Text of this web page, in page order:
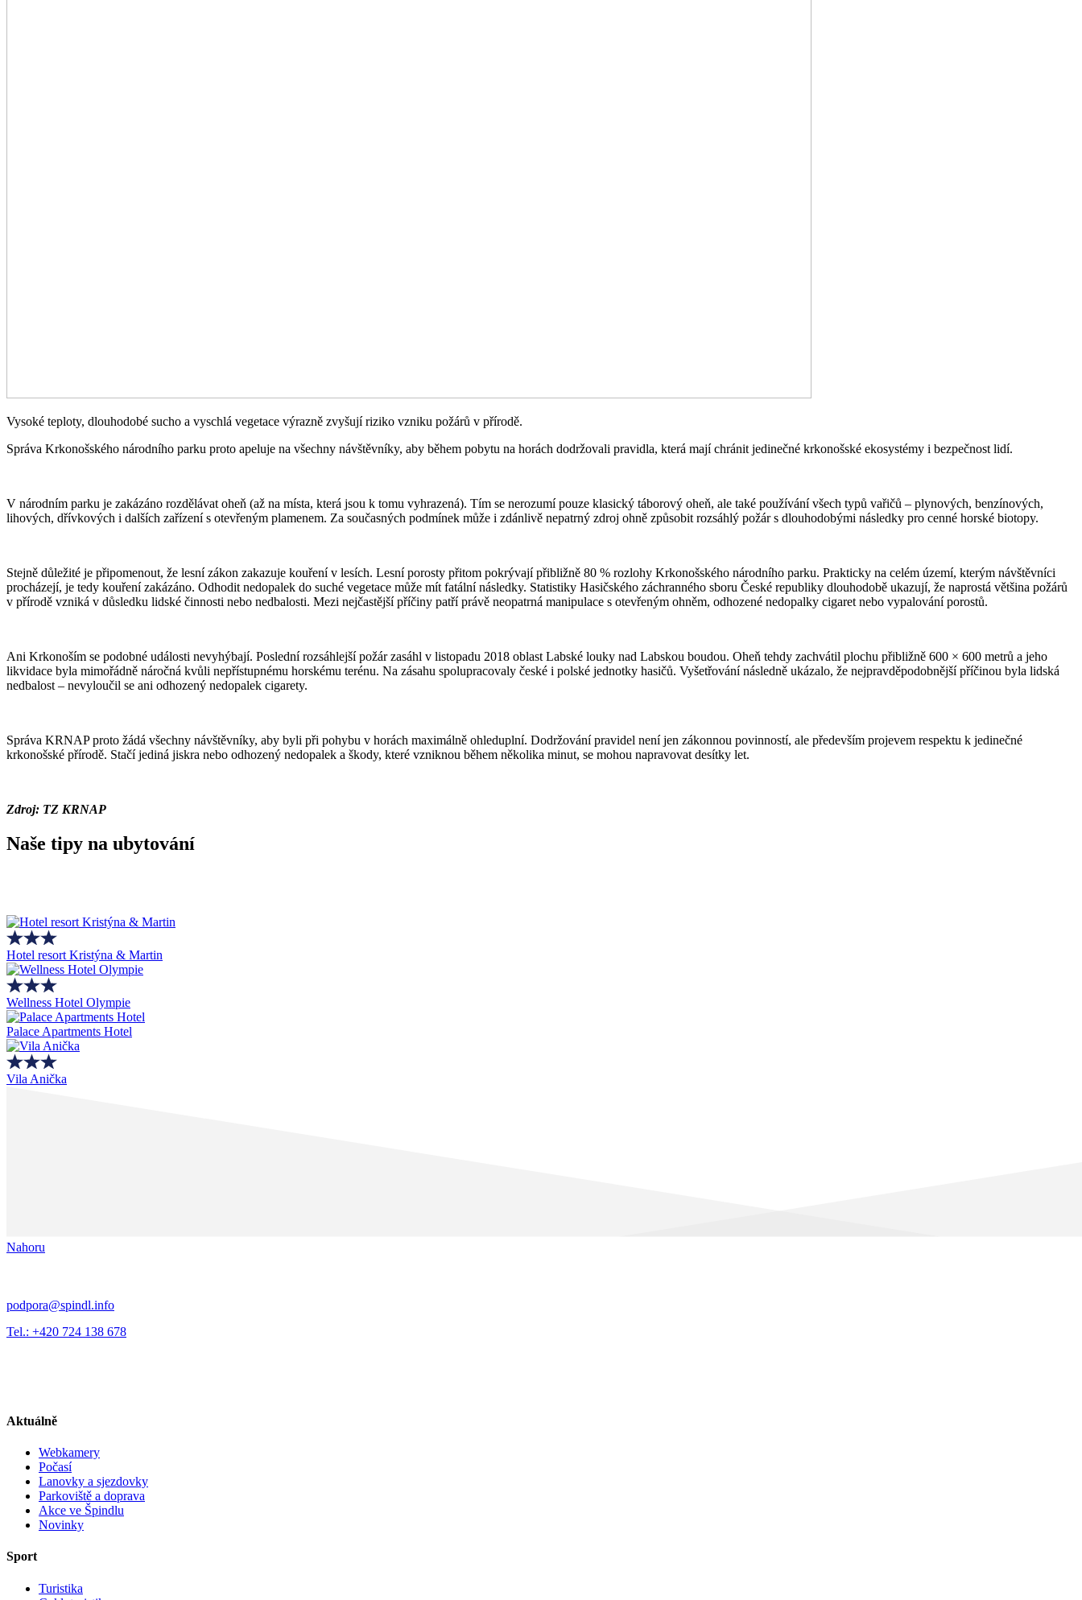
Vysoké teploty, dlouhodobé sucho a vyschlá vegetace výrazně zvyšují riziko vzniku požárů v přírodě.
Správa Krkonošského národního parku proto apeluje na všechny návštěvníky, aby během pobytu na horách dodržovali pravidla, která mají chránit jedinečné krkonošské ekosystémy i bezpečnost lidí.
V národním parku je zakázáno rozdělávat oheň (až na místa, která jsou k tomu vyhrazená). Tím se nerozumí pouze klasický táborový oheň, ale také používání všech typů vařičů – plynových, benzínových,
lihových, dřívkových i dalších zařízení s otevřeným plamenem. Za současných podmínek může i zdánlivě nepatrný zdroj ohně způsobit rozsáhlý požár s dlouhodobými následky pro cenné horské biotopy.
Stejně důležité je připomenout, že lesní zákon zakazuje kouření v lesích. Lesní porosty přitom pokrývají přibližně 80 % rozlohy Krkonošského národního parku. Prakticky na celém území, kterým návštěvníci
procházejí, je tedy kouření zakázáno. Odhodit nedopalek do suché vegetace může mít fatální následky. Statistiky Hasičského záchranného sboru České republiky dlouhodobě ukazují, že naprostá většina požárů
v přírodě vzniká v důsledku lidské činnosti nebo nedbalosti. Mezi nejčastější příčiny patří právě neopatrná manipulace s otevřeným ohněm, odhozené nedopalky cigaret nebo vypalování porostů.
Ani Krkonoším se podobné události nevyhýbají. Poslední rozsáhlejší požár zasáhl v listopadu 2018 oblast Labské louky nad Labskou boudou. Oheň tehdy zachvátil plochu přibližně 600 × 600 metrů a jeho
likvidace byla mimořádně náročná kvůli nepřístupnému horskému terénu. Na zásahu spolupracovaly české i polské jednotky hasičů. Vyšetřování následně ukázalo, že nejpravděpodobnější příčinou byla lidská
nedbalost – nevyloučil se ani odhozený nedopalek cigarety.
Správa KRNAP proto žádá všechny návštěvníky, aby byli při pohybu v horách maximálně ohleduplní. Dodržování pravidel není jen zákonnou povinností, ale především projevem respektu k jedinečné
krkonošské přírodě. Stačí jediná jiskra nebo odhozený nedopalek a škody, které vzniknou během několika minut, se mohou napravovat desítky let.
Zdroj: TZ KRNAP
Naše tipy na ubytování
Hotel resort Kristýna & Martin
Wellness Hotel Olympie
Palace Apartments Hotel
Vila Anička
Nahoru
podpora@spindl.info
Tel.: +420 724 138 678
Aktuálně
Webkamery
Počasí
Lanovky a sjezdovky
Parkoviště a doprava
Akce ve Špindlu
Novinky
Sport
Turistika